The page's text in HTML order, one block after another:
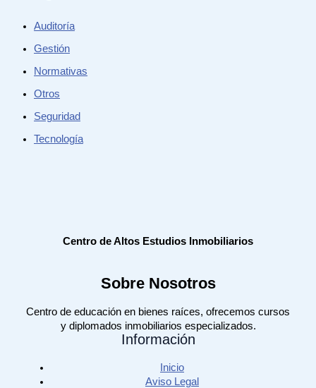
Auditoría
Gestión
Normativas
Otros
Seguridad
Tecnología
Centro de Altos Estudios Inmobiliarios
Sobre Nosotros
Centro de educación en bienes raíces, ofrecemos cursos
y diplomados inmobiliarios especializados.
Información
Inicio
Aviso Legal